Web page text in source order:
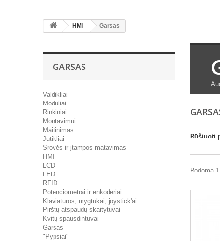
HMI Garsas
GARSAS
Valdikliai
Moduliai
Rinkiniai
Montavimui
Maitinimas
Jutikliai
Srovės ir įtampos matavimas
HMI
LCD
LED
RFID
Potenciometrai ir enkoderiai
Klaviatūros, mygtukai, joystick'ai
Pirštų atspaudų skaitytuvai
Kvitų spausdintuvai
Garsas
"Pypsiai"
Rūšiuoti
Rodoma